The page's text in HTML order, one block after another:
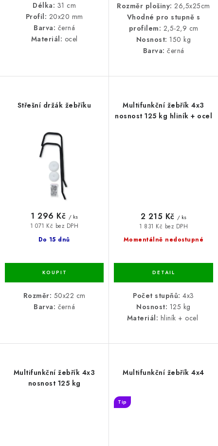
Délka: 31 cm
Profil: 20x20 mm
Barva: černá
Materiál: ocel
Rozměr plošiny: 26,5x25cm
Vhodné pro stupně s
profilem: 2,5-2,9 cm
Nosnost: 150 kg
Barva: černá
Střešní držák žebříku
Do 15 dnů
1 071 Kč bez DPH
1 296 Kč / ks
Rozměr: 50x22 cm
Barva: černá
Multifunkční žebřík 4x3
nosnost 125 kg hliník + ocel
Momentálně nedostupné
1 831 Kč bez DPH
2 215 Kč / ks
Počet stupňů: 4x3
Nosnost: 125 kg
Materiál: hliník + ocel
Multifunkční žebřík 4x3
nosnost 125 kg
Multifunkční žebřík 4x4
Tip